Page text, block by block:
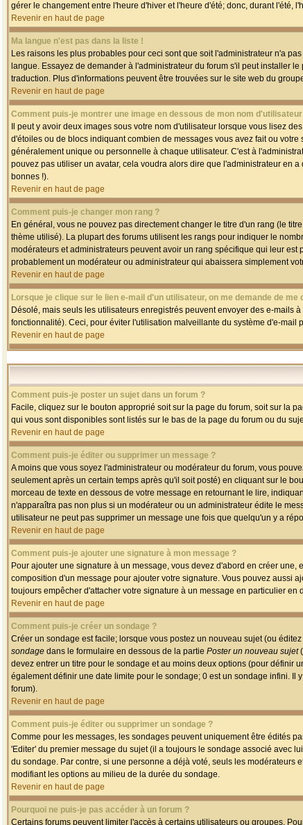
gérer le changement entre l'heure d'hiver et l'heure d'été; donc, durant l'été,
Revenir en haut de page
Ma langue n'est pas dans la liste !
Les raisons les plus probables pour ceci sont que soit l'administrateur n'a
langue. Essayez de demander à l'administrateur du forum s'il peut installer
traduction. Plus d'informations peuvent être trouvées sur le site web du
Revenir en haut de page
Comment puis-je montrer une image en dessous de mon nom
Il peut y avoir deux images sous votre nom d'utilisateur lorsque vous lisez
d'étoiles ou de blocs indiquant combien de messages vous avez fait ou
généralement unique ou personnelle à chaque utilisateur. C'est à
pouvez pas utiliser un avatar, cela voudra alors dire que l'administrateur en
bonnes !).
Revenir en haut de page
Comment puis-je changer mon rang ?
En général, vous ne pouvez pas directement changer le titre d'un rang (le
thème utilisé). La plupart des forums utilisent les rangs pour indiquer le
modérateurs et administrateurs peuvent avoir un rang spécifique qui leur
probablement un modérateur ou administrateur qui abaissera simplement
Revenir en haut de page
Lorsque je clique sur le lien e-mail d'un utilisateur, on me demande de me
Désolé, mais seuls les utilisateurs enregistrés peuvent envoyer des e-mails
fonctionnalité). Ceci, pour éviter l'utilisation malveillante du système d'e-mail
Revenir en haut de page
Comment puis-je poster un sujet dans un forum ?
Facile, cliquez sur le bouton approprié soit sur la page du forum, soit sur la
qui vous sont disponibles sont listés sur le bas de la page du forum ou du
Revenir en haut de page
Comment puis-je éditer ou supprimer un message ?
A moins que vous soyez l'administrateur ou modérateur du forum, vous
seulement après un certain temps après qu'il soit posté) en cliquant sur le
morceau de texte en dessous de votre message en retournant le lire,
n'apparaîtra pas non plus si un modérateur ou un administrateur édite le
utilisateur ne peut pas supprimer un message une fois que quelqu'un y a
Revenir en haut de page
Comment puis-je ajouter une signature à mon message ?
Pour ajouter une signature à un message, vous devez d'abord en créer
composition d'un message pour ajouter votre signature. Vous pouvez aussi
toujours empêcher d'attacher votre signature à un message en particulier
Revenir en haut de page
Comment puis-je créer un sondage ?
Créer un sondage est facile; lorsque vous postez un nouveau sujet (ou
sondage dans le formulaire en dessous de la partie Poster un nouveau sujet
devez entrer un titre pour le sondage et au moins deux options (pour
également définir une date limite pour le sondage; 0 est un sondage infini.
forum).
Revenir en haut de page
Comment puis-je éditer ou supprimer un sondage ?
Comme pour les messages, les sondages peuvent uniquement être édités
'Editer' du premier message du sujet (il a toujours le sondage associé avec
du sondage. Par contre, si une personne a déjà voté, seuls les
modifiant les options au milieu de la durée du sondage.
Revenir en haut de page
Pourquoi ne puis-je pas accéder à un forum ?
Certains forums peuvent limiter l'accès à certains utilisateurs ou groupes.